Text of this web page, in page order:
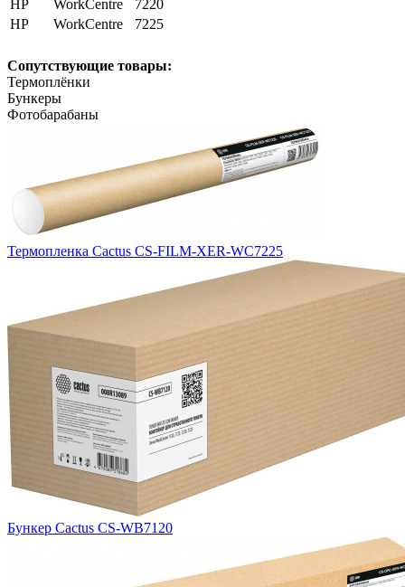
HP
WorkCentre
7220
HP
WorkCentre 7225
Сопутствующие товары:
Термоплёнки
Бункеры
Фотобарабаны
Термопленка Cactus CS-FILM-XER-WC7225
Бункер Cactus CS-WB7120